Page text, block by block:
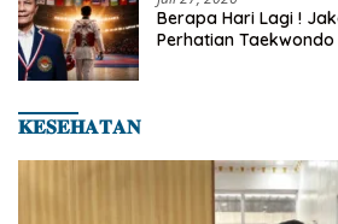
Berapa Hari Lagi !
Perhatian
𝐊𝐄𝐒𝐄𝐇𝐀𝐓𝐀𝐍